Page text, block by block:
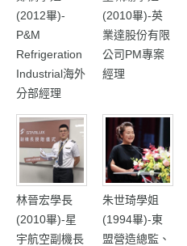
(2012畢)-
P&M
Refrigeration
Industrial海外
分部經理
(2010畢)-英
業達股份有限
公司PM專案
經理
林晉宏學長
(2010畢)-星
宇航空副機長
朱世琦學姐
(1994畢)-東
盟營造總監、